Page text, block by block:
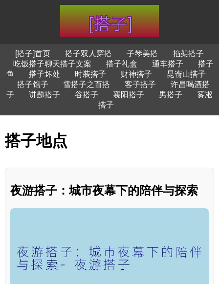
[搭子]首页 搭子双人穿搭 子琴美搭
掐架搭子
吃饭搭子聊天搭子文案
搭子礼盒 通车搭子
搭子
鱼
搭子坏处 时装搭子 财神搭子
昆嵛山搭子
搭子馆子
雪搭子之百搭 客子搭子
许昌喝酒搭
子
讲题搭子 谷搭子 襄阳搭子 男搭子
雾凇
搭子
搭子地点
夜游搭子：城市夜幕下的陪伴与探索